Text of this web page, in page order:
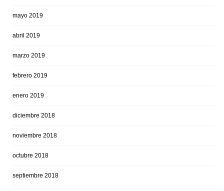
mayo 2019
abril 2019
marzo 2019
febrero 2019
enero 2019
diciembre 2018
noviembre 2018
octubre 2018
septiembre 2018